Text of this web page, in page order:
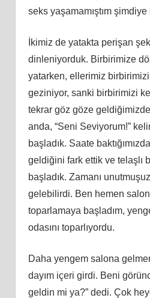
seks yaşamamıştım şimdiye
İkimiz de yatakta perişan
dinleniyorduk. Birbirimize
yatarken, ellerimiz
geziniyor, sanki birbirimizi
tekrar göz göze
anda, “Seni Seviyorum!”
başladık. Saate
geldiğini fark ettik ve telaşlı
başladık. Zamanı
gelebilirdi. Ben hemen
toparlamaya başladım,
odasını toparlıyordu.
Daha yengem salona
dayım içeri girdi. Beni
geldin mi ya?” dedi. Çok